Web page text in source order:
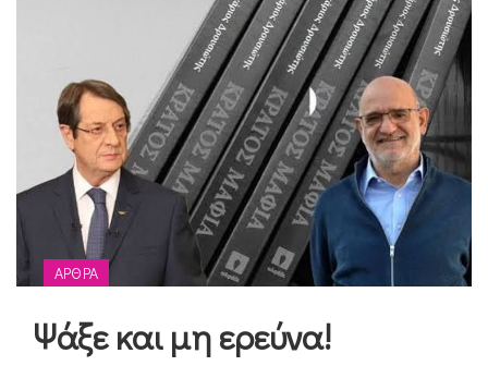
ΆΡΘΡΑ
Ψάξε και μη ερεύνα!